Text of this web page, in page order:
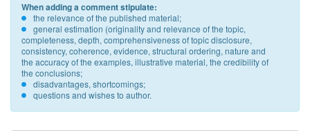
When adding a comment stipulate:
the relevance of the published material;
general estimation (originality and relevance of the topic,
completeness, depth, comprehensiveness of topic disclosure,
consistency, coherence, evidence, structural ordering, nature and
the accuracy of the examples, illustrative material, the credibility of
the conclusions;
disadvantages, shortcomings;
questions and wishes to author.